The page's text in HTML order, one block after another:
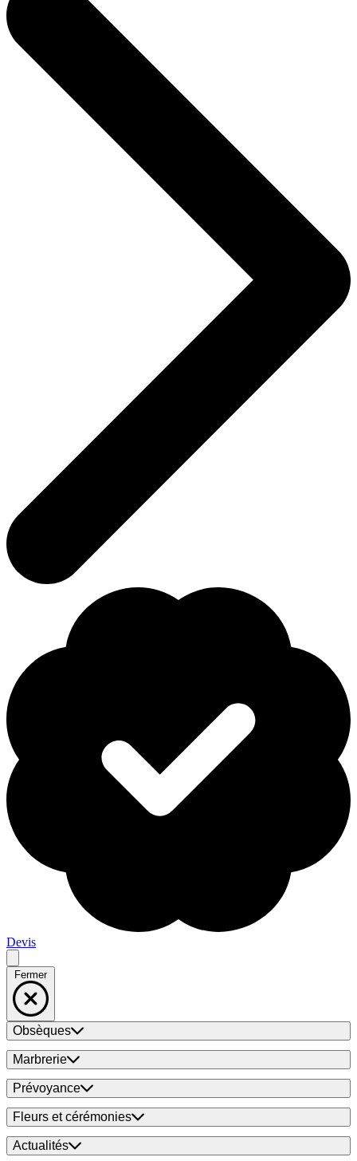
Devis
Fermer
Obsèques
Marbrerie
Prévoyance
Fleurs et cérémonies
Actualités